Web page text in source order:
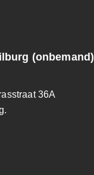
(onbemand)
36A